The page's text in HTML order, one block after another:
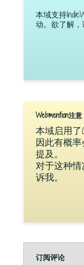
本域支持
动。欲了解，
Webmention注意
本域启用了
因此有概率
提及。
对于这种
诉我。
订阅评论